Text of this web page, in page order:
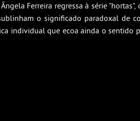
Ferreira regressa à série
o significado paradoxal de
individual que ecoa ainda o sentido